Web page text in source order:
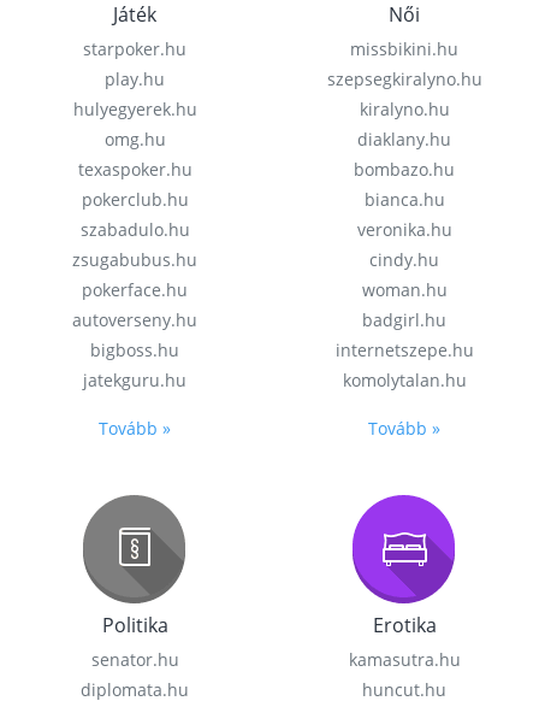
Játék
starpoker.hu
play.hu
hulyegyerek.hu
omg.hu
texaspoker.hu
pokerclub.hu
szabadulo.hu
zsugabubus.hu
pokerface.hu
autoverseny.hu
bigboss.hu
jatekguru.hu
Tovább »
Női
missbikini.hu
szepsegkiralyno.hu
kiralyno.hu
diaklany.hu
bombazo.hu
bianca.hu
veronika.hu
cindy.hu
woman.hu
badgirl.hu
internetszepe.hu
komolytalan.hu
Tovább »
Politika
senator.hu
diplomata.hu
Erotika
kamasutra.hu
huncut.hu